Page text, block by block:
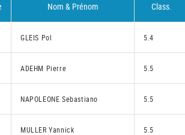
Nom & Prénom Class.
GLEIS Pol 5.4
ADEHM Pierre 5.5
NAPOLEONE Sebastiano 5.5
MULLER Yannick 5.5